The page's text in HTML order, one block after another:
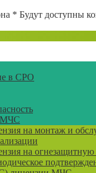
* Будут доступны
в СРО
МЧС
на монтаж и
на огнезащитную